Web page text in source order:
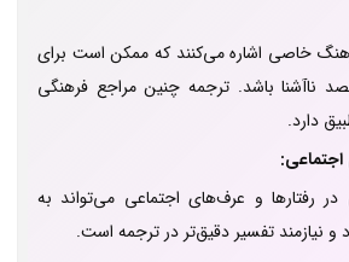
خاصی اشاره می‌کنند که ممکن است برای
ناآشنا باشد. ترجمه چنین مراجع فرهنگی
دارد.
رفتارها و عرف‌های اجتماعی می‌تواند به
و نیازمند تفسیر دقیق‌تر در ترجمه است.